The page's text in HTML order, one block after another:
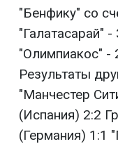
"Бенфику" со
"Галатасарай"
"Олимпиакос" -
Результаты
"Манчестер
(Испания) 2:2
(Германия) 1:1